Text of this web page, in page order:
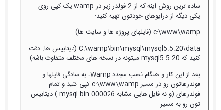
ساده ترین روش اینه که از 2 فولدر زیر در wamp یک کپی روی
یکی دیگه از درایوهای خودتون تهیه کنید:
c:\www\wamp (فایلهای پروژه ها و سایت ها)
C:\wamp\bin\mysql\mysql5.5.20\data (دیتابیس ها. دقت
کنید که mysql5.5.20 میتونه در نسخه های مختلف متفاوت باشه)
بعد از این کار و هنگام نصب مجدد Wamp، به سادگی فایلها و
فولدرهاتون رو در مسیر c:\www\wamp کپی کنید و تمام
فولدرهای (و نه فایل هایی مشابه mysql-bin.000026 ) دیتابیس
تون رو به مسیر